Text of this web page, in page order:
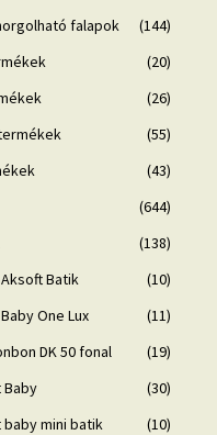
falapok
(144)
(20)
(26)
(55)
(43)
(644)
(138)
Batik
(10)
One Lux
(11)
DK 50 fonal
(19)
Baby
(30)
baby mini batik
(10)